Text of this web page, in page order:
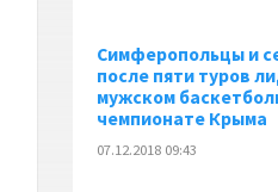
Симферопольцы и
после пяти туров
мужском
чемпионате Крыма
07.12.2018 09:43